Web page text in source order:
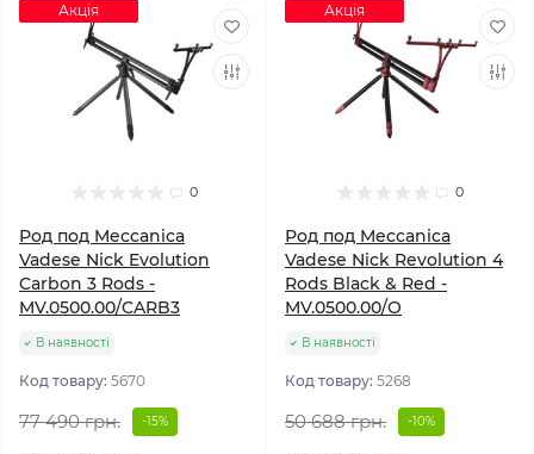
Акція
0
Род под Meccanica
Vadese Nick Evolution
Carbon 3 Rods -
MV.0500.00/CARB3
В наявності
Код товару: 5670
77 490 грн. -15%
Акція
0
Род под Meccanica
Vadese Nick Revolution 4
Rods Black & Red -
MV.0500.00/O
В наявності
Код товару: 5268
50 688 грн. -10%